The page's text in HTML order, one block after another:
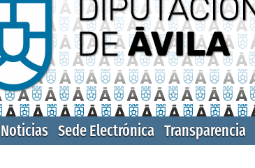
Noticias Sede Electrónica Transparencia